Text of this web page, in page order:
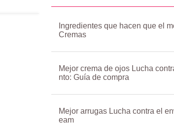
Ingredientes que hacen que el
Cremas
Mejor crema de ojos Lucha
nto: Guía de compra
Mejor arrugas Lucha contra el
eam